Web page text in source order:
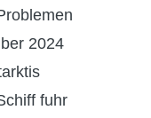
2024
fuhr